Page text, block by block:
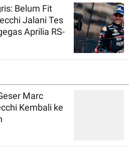
Belum Fit
Jalani Tes
Aprilia RS-
Marc
Kembali ke